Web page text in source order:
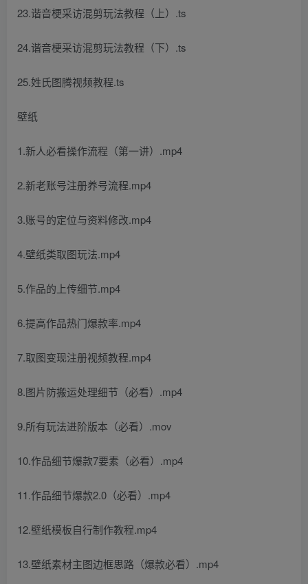
23.谐音梗采访混剪玩法教程（上）.ts
24.谐音梗采访混剪玩法教程（下）.ts
25.姓氏图腾视频教程.ts
壁纸
1.新人必看操作流程（第一讲）.mp4
2.新老账号注册养号流程.mp4
3.账号的定位与资料修改.mp4
4.壁纸类取图玩法.mp4
5.作品的上传细节.mp4
6.提高作品热门爆款率.mp4
7.取图变现注册视频教程.mp4
8.图片防搬运处理细节（必看）.mp4
9.所有玩法进阶版本（必看）.mov
10.作品细节爆款7要素（必看）.mp4
11.作品细节爆款2.0（必看）.mp4
12.壁纸模板自行制作教程.mp4
13.壁纸素材主图边框思路（爆款必看）.mp4